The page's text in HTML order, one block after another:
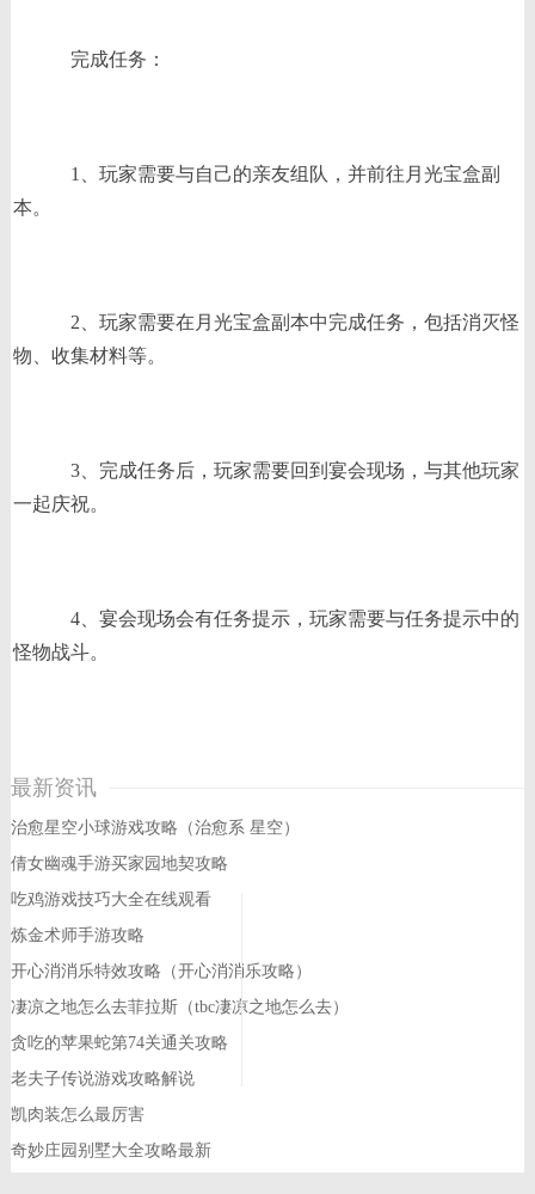
完成任务：
1、玩家需要与自己的亲友组队，并前往月光宝盒副
本。
2、玩家需要在月光宝盒副本中完成任务，包括消灭怪
物、收集材料等。
3、完成任务后，玩家需要回到宴会现场，与其他玩家
一起庆祝。
4、宴会现场会有任务提示，玩家需要与任务提示中的
怪物战斗。
最新资讯
治愈星空小球游戏攻略（治愈系 星空）
倩女幽魂手游买家园地契攻略
吃鸡游戏技巧大全在线观看
炼金术师手游攻略
开心消消乐特效攻略（开心消消乐攻略）
凄凉之地怎么去菲拉斯（tbc凄凉之地怎么去）
贪吃的苹果蛇第74关通关攻略
老夫子传说游戏攻略解说
凯肉装怎么最厉害
奇妙庄园别墅大全攻略最新